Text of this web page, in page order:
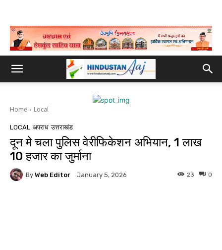
Home Local
LOCAL अपराध उत्तराखंड
दून मे चला पुलिस वेरीफिकेशन अभियान, 1 लाख
10 हजार का जुर्माना
By Web Editor January 5, 2026 0
23